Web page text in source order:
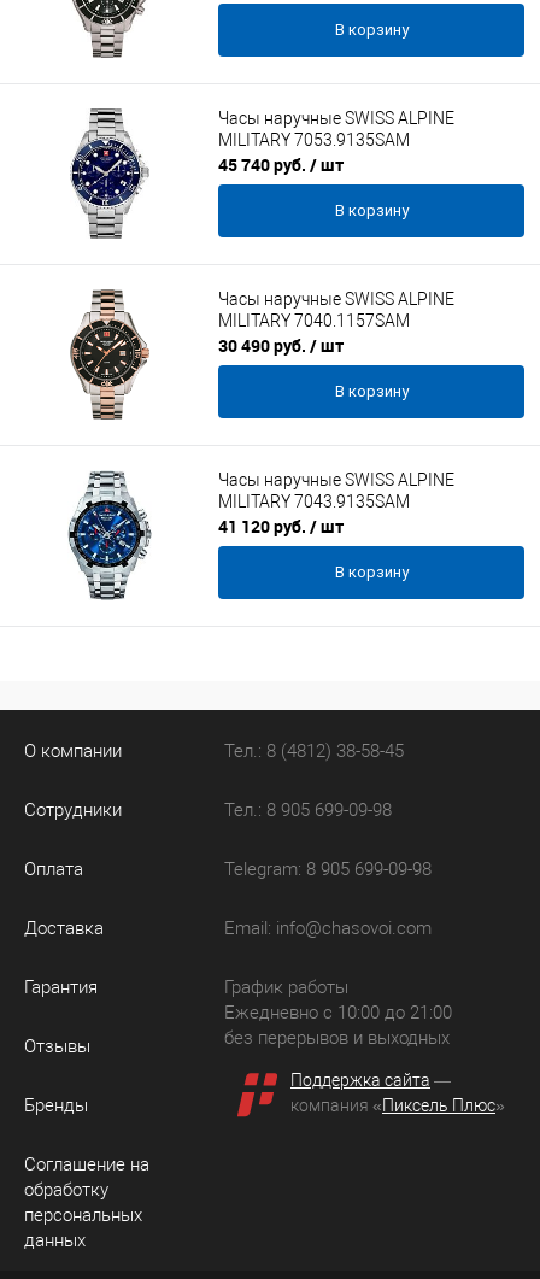
В корзину
Часы наручные SWISS ALPINE
MILITARY 7053.9135SAM
45 740 руб. / шт
В корзину
Часы наручные SWISS ALPINE
MILITARY 7040.1157SAM
30 490 руб. / шт
В корзину
Часы наручные SWISS ALPINE
MILITARY 7043.9135SAM
41 120 руб. / шт
В корзину
О компании
Сотрудники
Оплата
Доставка
Гарантия
Отзывы
Бренды
Соглашение на
обработку
персональных
данных
Тел.: 8 (4812) 38-58-45
Тел.: 8 905 699-09-98
Telegram: 8 905 699-09-98
Email: info@chasovoi.com
График работы
Ежедневно с 10:00 до 21:00
без перерывов и выходных
Поддержка сайта —
компания «Пиксель Плюс»